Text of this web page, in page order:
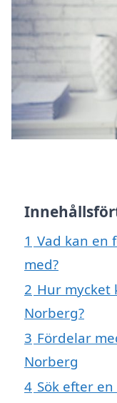
1 Vad kan en
med?
2 Hur mycket
Norberg?
3 Fördelar
Norberg
4 Sök efter